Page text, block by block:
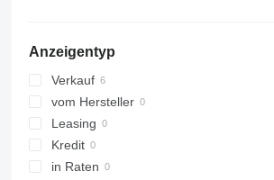
Anzeigentyp
Verkauf
vom Hersteller
Leasing
Kredit
in Raten